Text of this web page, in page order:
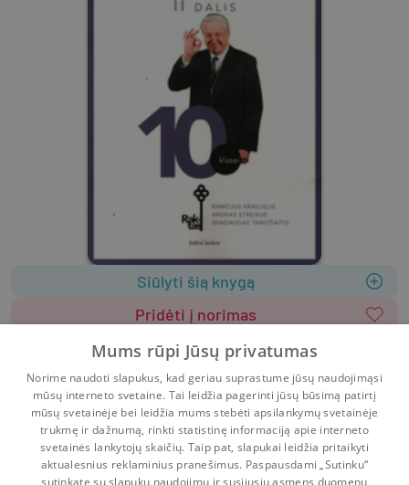
Siūlyti šią knygą
Pridėti į norimas
Baltų lankų vadovėliai
200 psl.ISBN9789955234241
Viršelis: MinkštasLietuvių k.
10 klasė
Vadovėliai, pratybos ir knygos mokslams
Mums rūpi Jūsų privatumas
Norime naudoti slapukus, kad geriau suprastume jūsų naudojimąsi
mūsų interneto svetaine. Tai leidžia pagerinti jūsų būsimą patirtį
mūsų svetainėje bei leidžia mums stebėti apsilankymų svetainėje
trukmę ir dažnumą, rinkti statistinę informaciją apie interneto
svetainės lankytojų skaičių. Taip pat, slapukai leidžia pritaikyti
aktualesnius reklaminius pranešimus. Paspausdami „Sutinku“
sutinkate su slapukų naudojimu ir susijusių asmens duomenų